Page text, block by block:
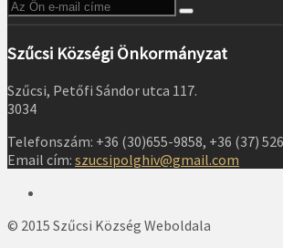
Szűcsi Községi Önkormányzat
Szűcsi, Petőfi Sándor utca 117.
3034
Telefonszám: +36 (30)655-9858, +36 (37)
Email cím: szucsipolghiv@gmail.com
© 2015 Szűcsi Község Weboldala